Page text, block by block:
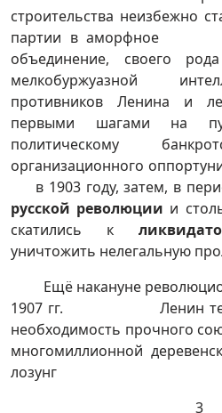
строительства неизбежно
партии в аморфное
объединение, своего
мелкобуржуазной
противников Ленина и
первыми шагами на
политическому
организационного
в 1903 году, затем, в
русской революции и
скатились к
уничтожить нелегальную
Ещё накануне
1907 гг. Ленин
необходимость прочного
многомиллионной
лозунг
3